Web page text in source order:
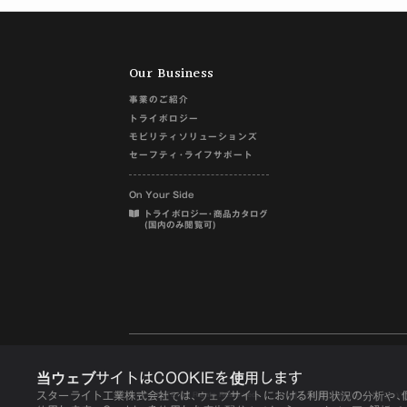
当ウェブサイトはCOOKIEを使用します
スターライト工業株式会社では､ウェブサイトにおける利用状況の分析
Our Business
事業のご紹介
トライボロジー
モビリティソリューションズ
セーフティ･ライフサポート
On Your Side
トライボロジー･商品カタログ
(国内のみ閲覧可)
© STARLITE. All Rights Reserved. 個人情報の取り扱いについ